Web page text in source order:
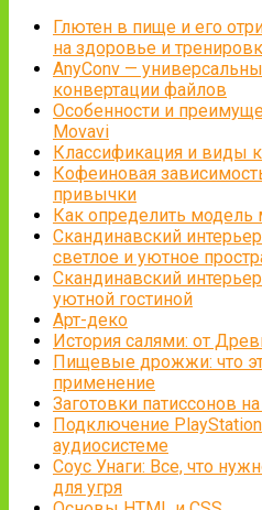
Глютен в пище и его
на здоровье и
AnyConv —
конвертации файлов
Особенности и
Movavi
Классификация и виды
Кофеиновая
привычки
Как определить модель
Скандинавский
светлое и уютное
Скандинавский
уютной гостиной
Арт-деко
История салями: от
Пищевые дрожжи: что
применение
Заготовки патиссонов
Подключение
аудиосистеме
Соус Унаги: Все, что
для угря